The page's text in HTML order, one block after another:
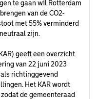
te gaan wil Rotterdam
van de CO2-
met 55% verminderd
zijn.
geeft een overzicht
van 22 juni 2023
richtinggevend
Het KAR wordt
de gemeenteraad